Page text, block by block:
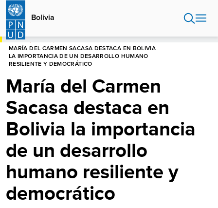
Pasar
contenido
principal
Bolivia
HOME
MARÍA DEL CARMEN SACASA DESTACA EN BOLIVIA
LA IMPORTANCIA DE UN DESARROLLO HUMANO
RESILIENTE Y DEMOCRÁTICO
María del Carmen
Sacasa destaca en
Bolivia la importancia
de un desarrollo
humano resiliente y
democrático